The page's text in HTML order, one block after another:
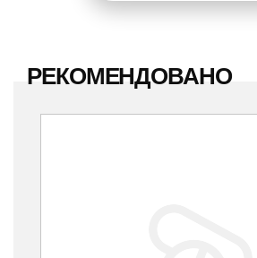
РЕКОМЕНДОВАНО